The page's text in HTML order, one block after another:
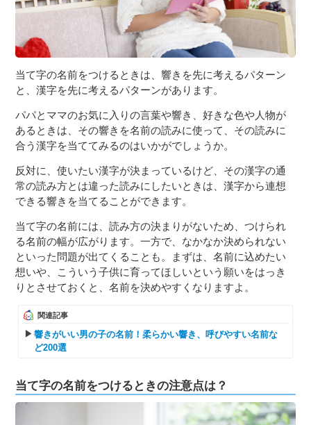
当て字の名前をつけるときは、響きを先に考えるパターン
と、漢字を先に考えるパターンがあります。
パパとママのお気に入りの言葉や響き、好きな色や人物が
あるときは、その響きを名前の読みに使って、その読みに
合う漢字を当ててみるのはいかがでしょうか。
反対に、使いたい漢字が決まっているけど、その漢字の通
常の読み方とは違った読みにしたいときは、漢字から連想
できる響きを当てることができます。
当て字の名前には、読み方の決まりがないため、つけられ
る名前の幅が広がります。一方で、なかなか決められない
といった問題が出てくることも。まずは、名前に込めたい
想いや、こういう子供に育ってほしいという願いをはっき
りとさせておくと、名前を決めやすくなりますよ。
関連記事
響きがいい男の子の名前！柔らかい響き、呼びやすい名前な
ど200選
当て字の名前をつけるときの注意点は？